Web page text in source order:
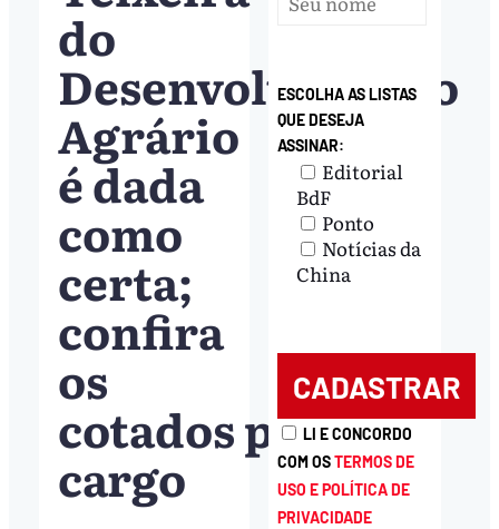
do
Desenvolvimento
Agrário
é dada
como
certa;
confira
os
cotados para o
cargo
ESCOLHA AS LISTAS
QUE DESEJA
ASSINAR:
Editorial
BdF
Ponto
Notícias da
China
LI E CONCORDO
COM OSTERMOS DE
USO E POLÍTICA DE
PRIVACIDADE